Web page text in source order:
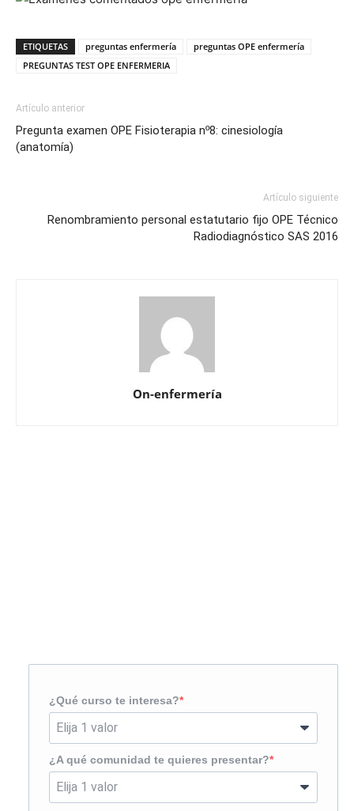
ETIQUETAS preguntas enfermería
preguntas OPE enfermería
PREGUNTAS TEST OPE ENFERMERIA
Artículo anterior
Pregunta examen OPE Fisioterapia nº8: cinesiología
(anatomía)
Artículo siguiente
Renombramiento personal estatutario fijo OPE Técnico
Radiodiagnóstico SAS 2016
On-enfermería
¿Qué curso te interesa?
¿A qué comunidad te quieres presentar?